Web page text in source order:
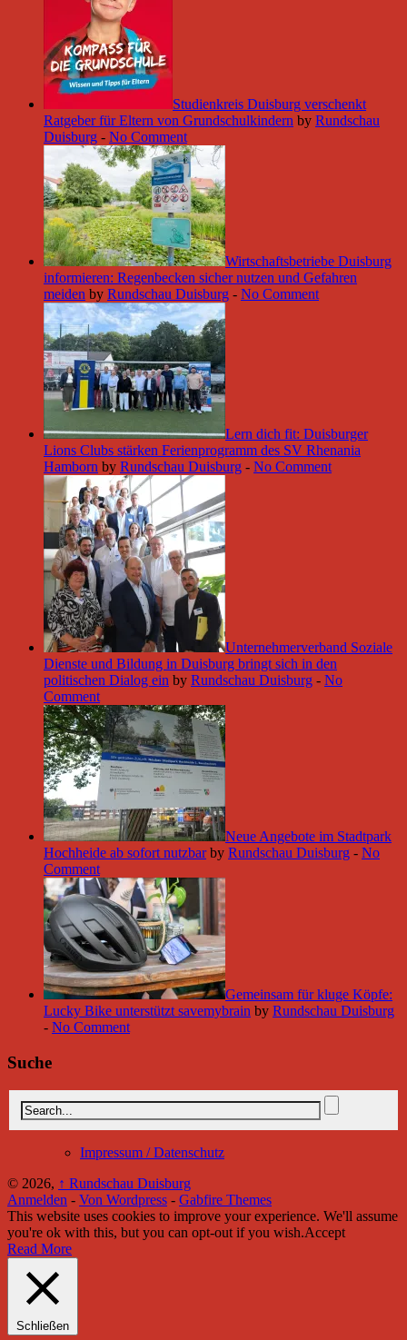
Studienkreis Duisburg verschenkt
Ratgeber für Eltern von Grundschulkindern by Rundschau
Duisburg - No Comment
Wirtschaftsbetriebe Duisburg
informieren: Regenbecken sicher nutzen und Gefahren
meiden by Rundschau Duisburg - No Comment
Lern dich fit: Duisburger
Lions Clubs stärken Ferienprogramm des SV Rhenania
Hamborn by Rundschau Duisburg - No Comment
Unternehmerverband Soziale
Dienste und Bildung in Duisburg bringt sich in den
politischen Dialog ein by Rundschau Duisburg - No
Comment
Neue Angebote im Stadtpark
Hochheide ab sofort nutzbar by Rundschau Duisburg - No
Comment
Gemeinsam für kluge Köpfe:
Lucky Bike unterstützt savemybrain by Rundschau Duisburg
- No Comment
Suche
Impressum / Datenschutz
© 2026, ↑ Rundschau Duisburg
Anmelden - Von Wordpress - Gabfire Themes
This website uses cookies to improve your experience. We'll assume
you're ok with this, but you can opt-out if you wish.Accept
Read More
Schließen